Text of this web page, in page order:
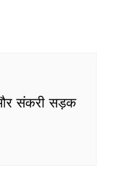
संकरी सड़क